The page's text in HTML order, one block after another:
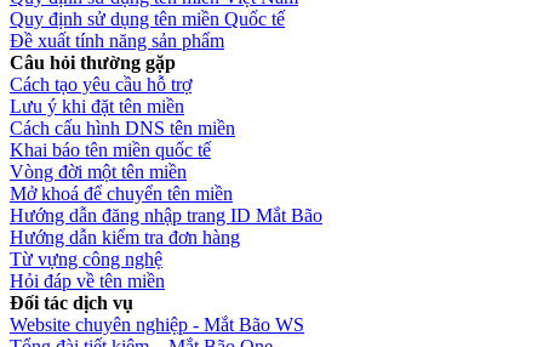
Quy định sử dụng tên miền Quốc tế
Đề xuất tính năng sản phẩm
Câu hỏi thường gặp
Cách tạo yêu cầu hỗ trợ
Lưu ý khi đặt tên miền
Cách cấu hình DNS tên miền
Khai báo tên miền quốc tế
Vòng đời một tên miền
Mở khoá để chuyển tên miền
Hướng dẫn đăng nhập trang ID Mắt Bão
Hướng dẫn kiểm tra đơn hàng
Từ vựng công nghệ
Hỏi đáp về tên miền
Đối tác dịch vụ
Website chuyên nghiệp - Mắt Bão WS